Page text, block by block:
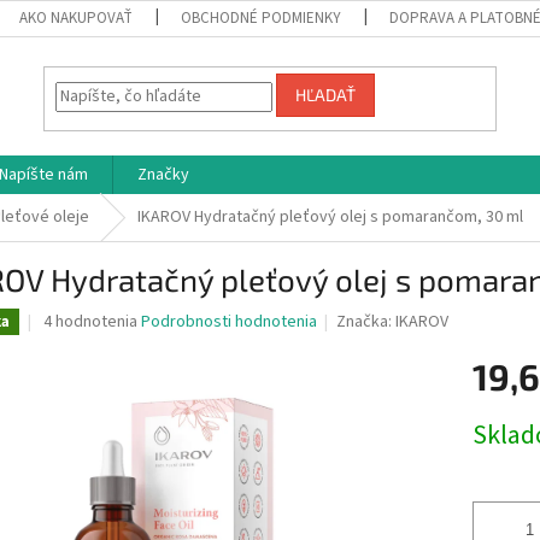
AKO NAKUPOVAŤ OBCHODNÉ PODMIENKY DOPRAVA A PLATOBNÉ
HĽADAŤ
Napíšte nám
Značky
oleje IKAROV Hydratačný pleťový olej s pomarančom, 30 ml
Hydratačný pleťový olej s
Priemerné
hviezdičiek.
4 hodnotenia Podrobnosti hodnotenia Značka:IKAROV
cena: